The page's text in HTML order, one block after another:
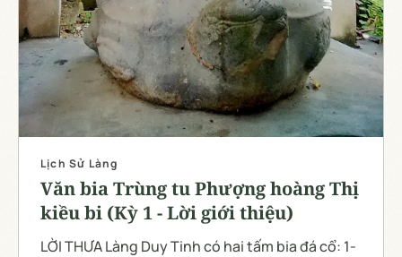
Lịch Sử Làng
Văn bia Trùng tu Phượng hoàng Thị
kiều bi (Kỳ 1 - Lời giới thiệu)
LỜI THƯA Làng Duy Tinh có hai tấm bia đá cổ: 1-